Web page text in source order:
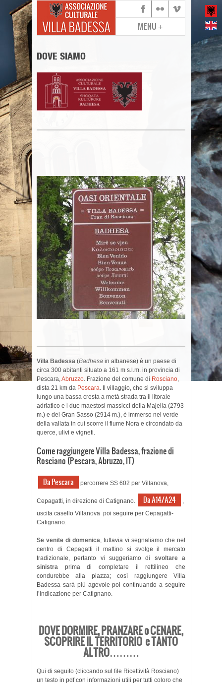
MENU +
DOVE SIAMO
Villa Badessa (Badhesa in albanese) è un paese di
circa 300 abitanti situato a 161 m s.l.m. in provincia di
Pescara,Abruzzo. Frazione del comune di Rosciano,
dista 21 km da Pescara. Il villaggio, che si sviluppa
lungo una bassa cresta a metà strada tra il litorale
adriatico e i due maestosi massicci della Majella (2793
m.) e del Gran Sasso (2914 m.), è immerso nel verde
della vallata in cui scorre il fiume Nora e circondato da
querce, ulivi e vigneti.
Come raggiungere Villa Badessa, frazione di
Rosciano (Pescara, Abruzzo, IT)
Da Pescara percorrere SS 602 per Villanova,
Cepagatti, in direzione di Catignano. Da A14/A24
,
uscita casello Villanova poi seguire per Cepagatti-
Catignano.
Se venite di domenica, tuttavia vi segnaliamo che nel
centro di Cepagatti il mattino si svolge il mercato
tradizionale, pertanto vi suggeriamo di svoltare a
sinistra prima di completare il rettilineo che
condurebbe alla piazza; così raggiungere Villa
Badessa sarà più agevole poi continuando a seguire
l’indicazione per Catignano.
DOVE DORMIRE, PRANZARE o CENARE,
SCOPRIRE IL TERRITORIO e TANTO
ALTRO………
Qui di seguito (cliccando sul file Ricettività Rosciano)
un testo in pdf con informazioni utili per tutti coloro che